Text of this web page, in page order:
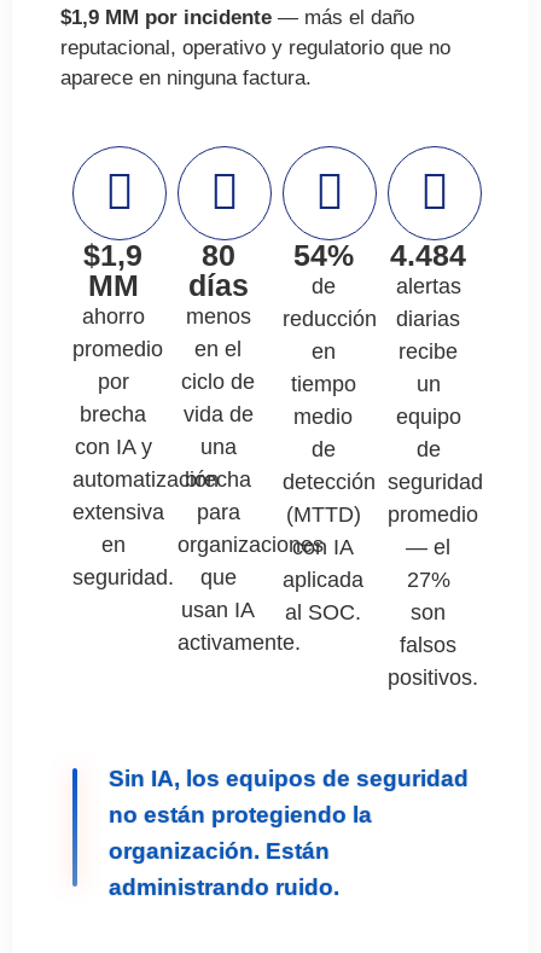
$1,9 MM por incidente — más el daño
reputacional, operativo y regulatorio que no
aparece en ninguna factura.
$1,9
MM
ahorro
promedio
por
brecha
con IA y
automatización
extensiva
en
seguridad.
80
días
menos
en el
ciclo de
vida de
una
brecha
para
organizaciones
que
usan IA
activamente.
54%
de
reducción
en
tiempo
medio
de
detección
(MTTD)
con IA
aplicada
al SOC.
4.484
alertas
diarias
recibe
un
equipo
de
seguridad
promedio
— el
27%
son
falsos
positivos.
Sin IA, los equipos de seguridad
no están protegiendo la
organización. Están
administrando ruido.